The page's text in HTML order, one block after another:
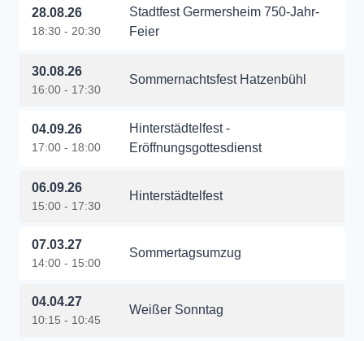
28.08.26
18:30 - 20:30
Stadtfest Germersheim 750-Jahr-
Feier
30.08.26
16:00 - 17:30
Sommernachtsfest Hatzenbühl
04.09.26
17:00 - 18:00
Hinterstädtelfest -
Eröffnungsgottesdienst
06.09.26
15:00 - 17:30
Hinterstädtelfest
07.03.27
14:00 - 15:00
Sommertagsumzug
04.04.27
10:15 - 10:45
Weißer Sonntag